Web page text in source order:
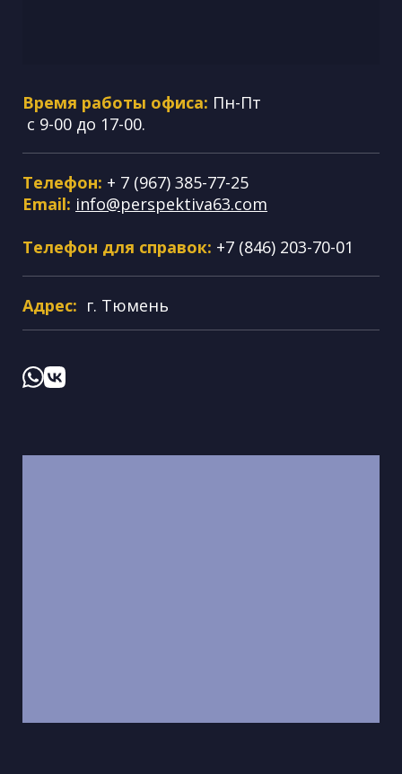
Время работы офиса: Пн-Пт
с 9-00 до 17-00.
Телефон: + 7 (967) 385-77-25
Email: info@perspektiva63.com
Телефон для справок: +7 (846) 203-70-01
Адрес: г. Тюмень